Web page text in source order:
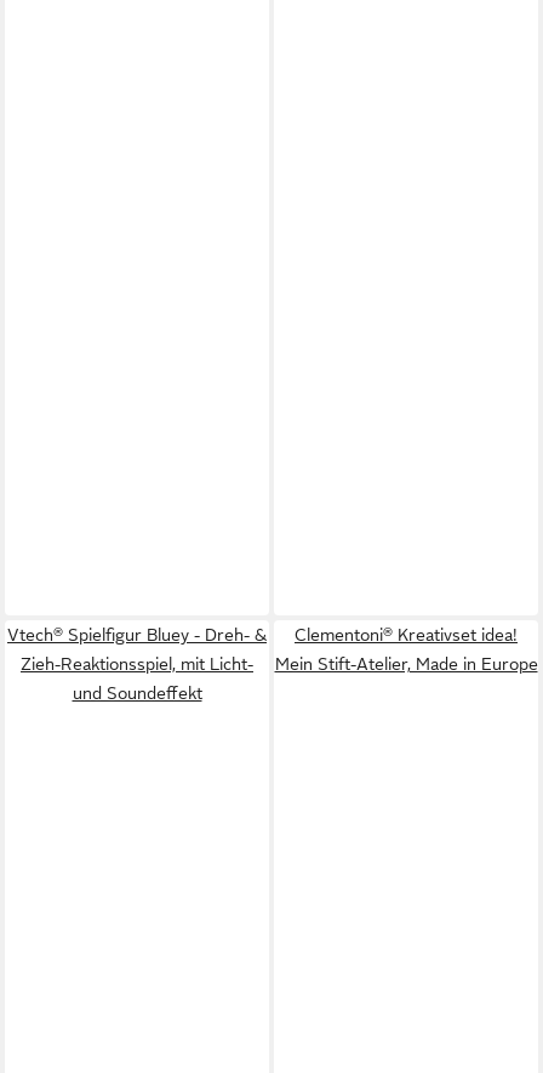
Vtech® Spielfigur Bluey - Dreh- &
Zieh-Reaktionsspiel, mit Licht-
und Soundeffekt
Clementoni® Kreativset idea!
Mein Stift-Atelier, Made in Europe